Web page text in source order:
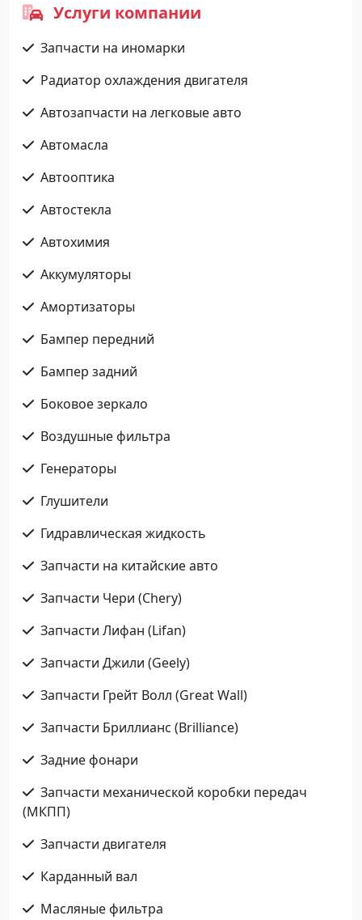
Услуги компании
Запчасти на иномарки
Радиатор охлаждения двигателя
Автозапчасти на легковые авто
Автомасла
Автооптика
Автостекла
Автохимия
Аккумуляторы
Амортизаторы
Бампер передний
Бампер задний
Боковое зеркало
Воздушные фильтра
Генераторы
Глушители
Гидравлическая жидкость
Запчасти на китайские авто
Запчасти Чери (Chery)
Запчасти Лифан (Lifan)
Запчасти Джили (Geely)
Запчасти Грейт Волл (Great Wall)
Запчасти Бриллианс (Brilliance)
Задние фонари
Запчасти механической коробки передач
(МКПП)
Запчасти двигателя
Карданный вал
Масляные фильтра